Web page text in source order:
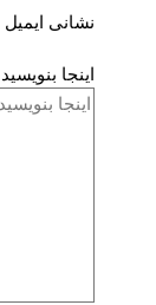
نشانی
اینجا